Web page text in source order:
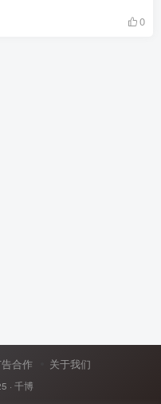
0
合作 关于我们
· 千博